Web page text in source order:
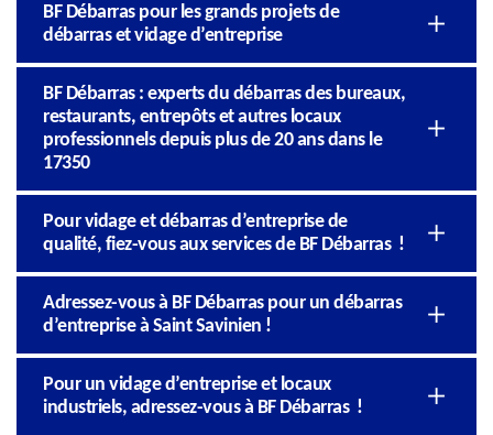
BF Débarras pour les grands projets de
débarras et vidage d’entreprise
BF Débarras : experts du débarras des bureaux,
restaurants, entrepôts et autres locaux
professionnels depuis plus de 20 ans dans le
17350
Pour vidage et débarras d’entreprise de
qualité, fiez-vous aux services de BF Débarras !
Adressez-vous à BF Débarras pour un débarras
d’entreprise à Saint Savinien !
Pour un vidage d’entreprise et locaux
industriels, adressez-vous à BF Débarras !